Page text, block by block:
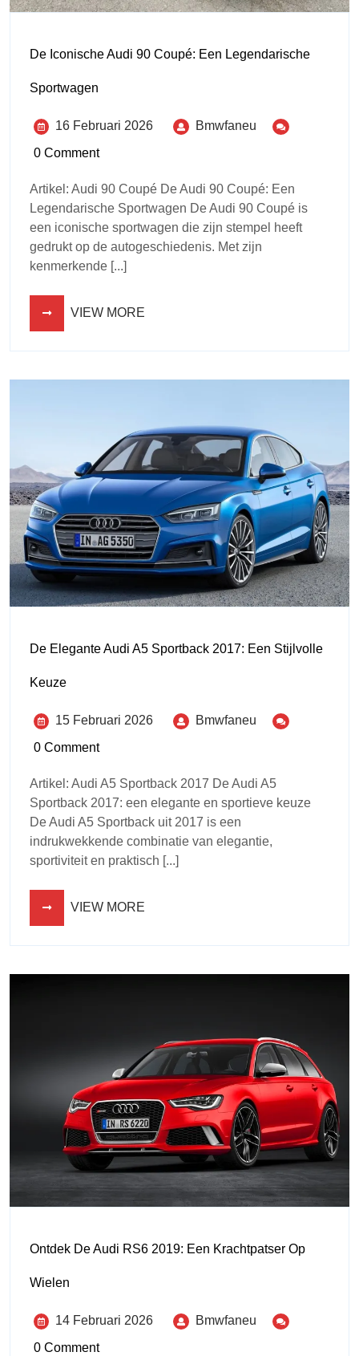
De Iconische Audi 90 Coupé: Een Legendarische
Sportwagen
16 Februari 2026
Bmwfaneu
0 Comment
Artikel: Audi 90 Coupé De Audi 90 Coupé: Een
Legendarische Sportwagen De Audi 90 Coupé is
een iconische sportwagen die zijn stempel heeft
gedrukt op de autogeschiedenis. Met zijn
kenmerkende [...]
VIEW MORE
De Elegante Audi A5 Sportback 2017: Een Stijlvolle
Keuze
15 Februari 2026
Bmwfaneu
0 Comment
Artikel: Audi A5 Sportback 2017 De Audi A5
Sportback 2017: een elegante en sportieve keuze
De Audi A5 Sportback uit 2017 is een
indrukwekkende combinatie van elegantie,
sportiviteit en praktisch [...]
VIEW MORE
Ontdek De Audi RS6 2019: Een Krachtpatser Op
Wielen
14 Februari 2026
Bmwfaneu
0 Comment